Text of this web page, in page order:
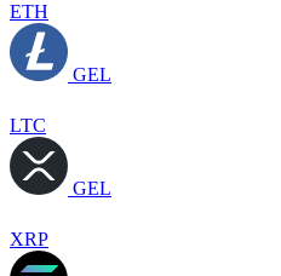
ETH
GEL
LTC
GEL
XRP